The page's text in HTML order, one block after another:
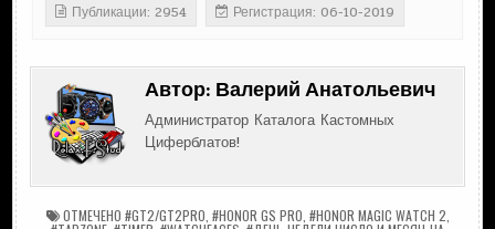
Публикации: 2954
Регистрация: 06-10-2019
Автор: Валерий Анатольевич
Администратор Каталога Кастомных
Циферблатов!
ОТМЕЧЕНО #GT2/GT2PRO #HONOR GS PRO #HONOR MAGIC WATCH 2